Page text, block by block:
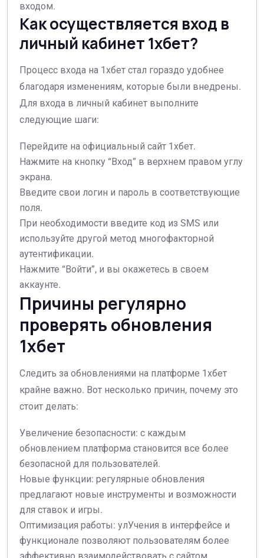
входом.
Как осуществляется вход в
личный кабинет 1хбет?
Процесс входа на 1хбет стал гораздо удобнее
благодаря изменениям, которые были внедрены.
Для входа в личный кабинет выполните
следующие шаги:
Перейдите на официальный сайт 1хбет.
Нажмите на кнопку “Вход” в верхнем правом углу
экрана.
Введите свои логин и пароль в соответствующие
поля.
При необходимости введите код из SMS или
используйте другой метод многофакторной
аутентификации.
Нажмите “Войти”, и вы окажетесь в своем
аккаунте.
Причины регулярно
проверять обновления
1хбет
Следить за обновлениями на платформе 1хбет
крайне важно. Вот несколько причин, почему это
стоит делать:
Увеличение безопасности: с каждым
обновлением платформа становится все более
безопасной для пользователей.
Новые функции: регулярные обновления
предлагают новые инструменты и возможности
для ставок и игры.
Оптимизация работы: улУчения в интерфейсе и
функционале позволяют пользователям более